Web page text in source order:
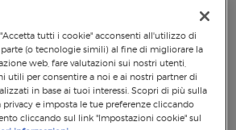
tutti i cookie" acconsenti all'utilizzo di
(o tecnologie simili) al fine di migliorare la
web, fare valutazioni sui nostri utenti,
utili per consentire a noi e ai nostri partner di
in base ai tuoi interessi. Scopri di più sulla
e imposta le tue preferenze cliccando
cliccando sul link "Impostazioni cookie" sul